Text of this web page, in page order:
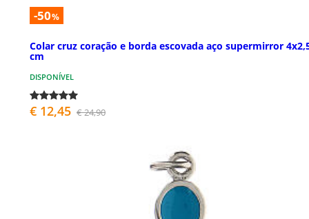
-50%
Colar cruz coração e borda escovada aço supermirror
cm
DISPONÍVEL
€ 12,45 € 24,90